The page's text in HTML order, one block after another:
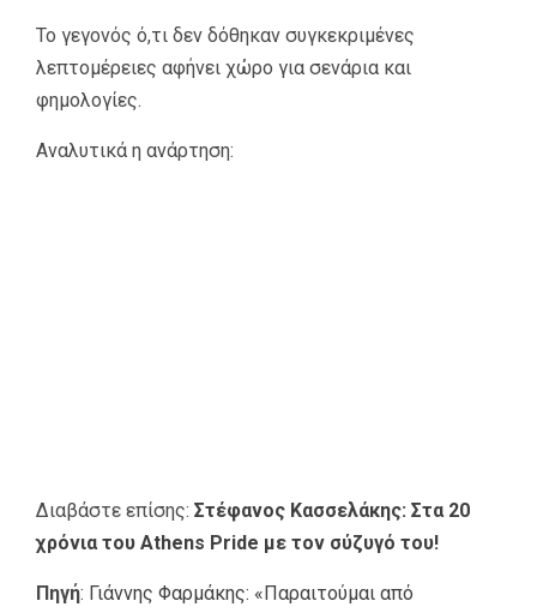
Το γεγονός ό,τι δεν δόθηκαν συγκεκριμένες
λεπτομέρειες αφήνει χώρο για σενάρια και
φημολογίες.
Αναλυτικά η ανάρτηση:
Διαβάστε επίσης: Στέφανος Κασσελάκης: Στα 20
χρόνια του Athens Pride με τον σύζυγό του!
Πηγή: Γιάννης Φαρμάκης: «Παραιτούμαι από